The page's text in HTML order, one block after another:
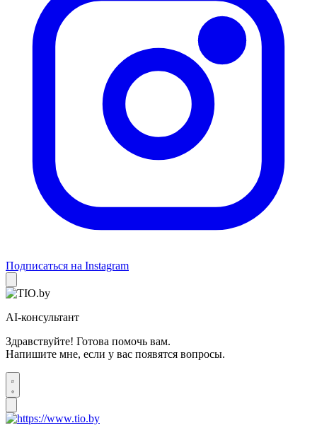
Подписаться на Instagram
AI-консультант
Здравствуйте! Готова помочь вам.
Напишите мне, если у вас появятся вопросы.